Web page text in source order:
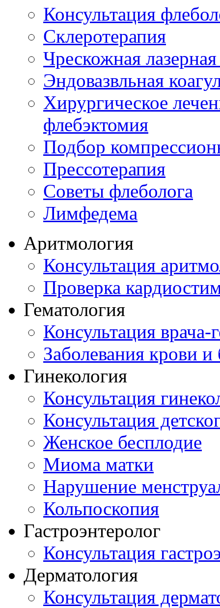
Консультация
Склеротерапия
Чрескожная
Эндовазвльная
Хирургическое
флебэктомия
Подбор
Прессотерапия
Советы флеболога
Лимфедема
Аритмология
Консультация
Проверка
Гематология
Консультация врача-
Заболевания крови и
Гинекология
Консультация
Консультация
Женское бесплодие
Миома матки
Нарушение
Кольпоскопия
Гастроэнтеролог
Консультация
Дерматология
Консультация